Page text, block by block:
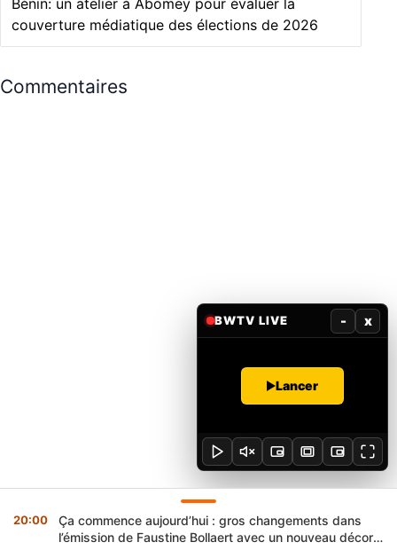
Bénin: un atelier à Abomey pour évaluer la
couverture médiatique des élections de 2026
Commentaires
20:00
Ça commence aujourd’hui : gros changements dans
l’émission de Faustine Bollaert avec un nouveau décor
BWTV LIVE - x
Lancer